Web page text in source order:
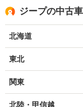
ジープの中古
北海道
東北
関東
北陸・甲信越